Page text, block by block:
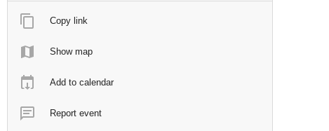
Copy link
Show map
Add to calendar
Report event